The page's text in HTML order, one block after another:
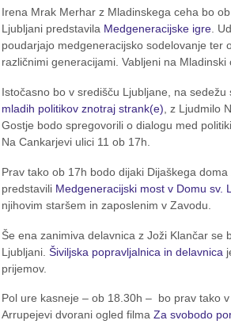
Irena Mrak Merhar z Mladinskega ceha bo
Ljubljani predstavila Medgeneracijske igre.
poudarjajo medgeneracijsko sodelovanje ter
različnimi generacijami. Vabljeni na Mladinski
Istočasno bo v središču Ljubljane, na
mladih politikov znotraj strank(e) , z Ljudmilo
Gostje bodo spregovorili o dialogu med
Na Cankarjevi ulici 11 ob 17h.
Prav tako ob 17h bodo dijaki Dijaškega
predstavili Medgeneracijski most v Domu sv.
njihovim staršem in zaposlenim v Zavodu.
Še ena zanimiva delavnica z Joži Klančar se
Ljubljani. Šiviljska popravljalnica in delavnica
prijemov.
Pol ure kasneje – ob 18.30h – bo prav tako
Arrupejevi dvorani ogled filma Za svobodo